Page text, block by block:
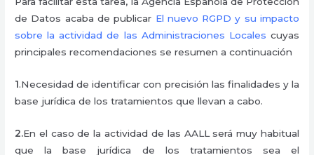
de Datos acaba de publicar El nuevo RGPD y su impacto
sobre la actividad de las Administraciones Locales cuyas
principales recomendaciones se resumen a continuación
1.Necesidad de identificar con precisión las finalidades y la
base jurídica de los tratamientos que llevan a cabo.
2.En el caso de la actividad de las AALL será muy habitual
que la base jurídica de los tratamientos sea el